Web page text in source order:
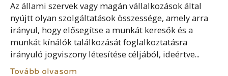
Az állami szervek vagy magán vállalkozások által
nyújtt olyan szolgáltatások összessége, amely arra
irányul, hogy elősegítse a munkát keresők és a
munkát kínálók találkozását foglalkoztatásra
irányuló jogviszony létesítése céljából, ideértve...
Tovább olvasom